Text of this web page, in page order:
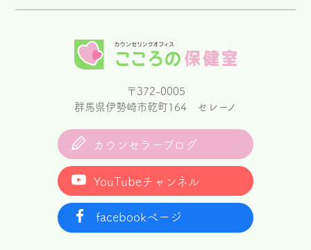
〒372-0005
群馬県伊勢崎市乾町164 セレーノ
カウンセラーブログ
YouTubeチャンネル
facebookページ